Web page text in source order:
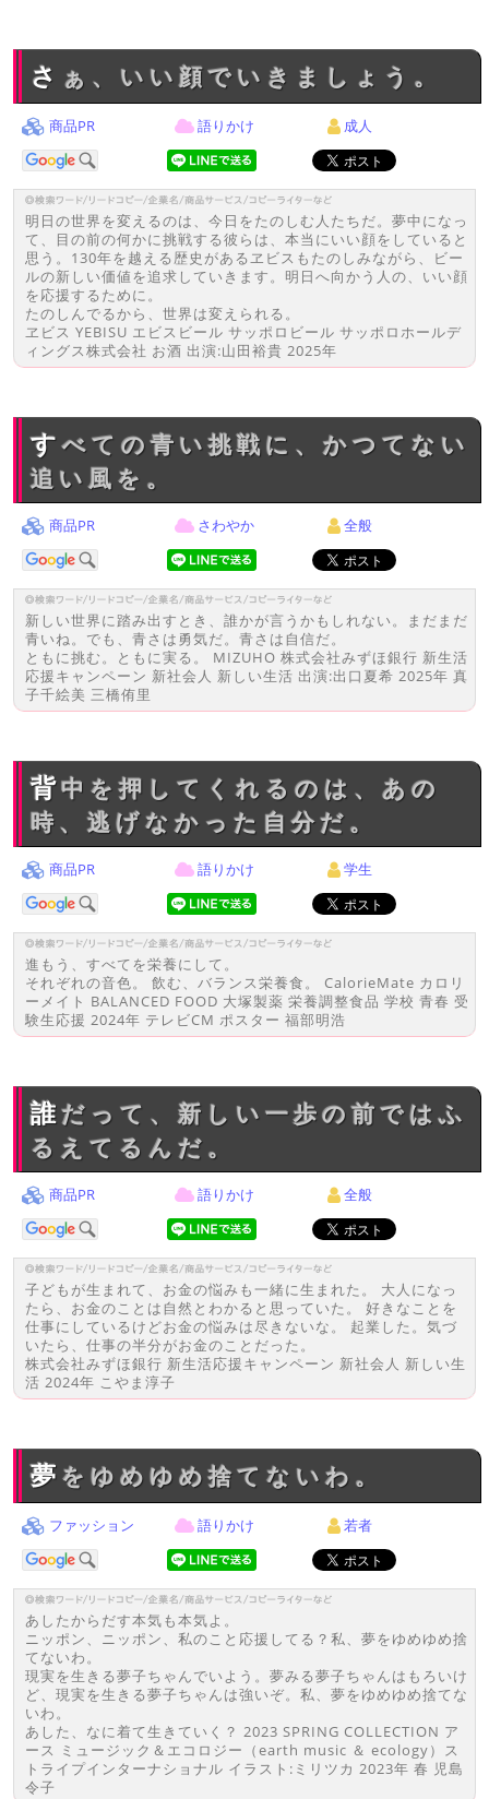
さぁ、いい顔でいきましょう。
商品PR 語りかけ 成人
明日の世界を変えるのは、今日をたのしむ人たちだ。夢中になっ
て、目の前の何かに挑戦する彼らは、本当にいい顔をしていると
思う。130年を越える歴史があるヱビスもたのしみながら、ビー
ルの新しい価値を追求していきます。明日へ向かう人の、いい顔
を応援するために。
たのしんでるから、世界は変えられる。
ヱビス YEBISU エビスビール サッポロビール サッポロホールデ
ィングス株式会社 お酒 出演:山田裕貴 2025年
すべての青い挑戦に、かつてない
追い風を。
商品PR さわやか 全般
新しい世界に踏み出すとき、誰かが言うかもしれない。まだまだ
青いね。でも、青さは勇気だ。青さは自信だ。
ともに挑む。ともに実る。 MIZUHO 株式会社みずほ銀行 新生活
応援キャンペーン 新社会人 新しい生活 出演:出口夏希 2025年 真
子千絵美 三橋侑里
背中を押してくれるのは、あの
時、逃げなかった自分だ。
商品PR 語りかけ 学生
進もう、すべてを栄養にして。
それぞれの音色。 飲む、バランス栄養食。 CalorieMate カロリ
ーメイト BALANCED FOOD 大塚製薬 栄養調整食品 学校 青春 受
験生応援 2024年 テレビCM ポスター 福部明浩
誰だって、新しい一歩の前ではふ
るえてるんだ。
商品PR 語りかけ 全般
子どもが生まれて、お金の悩みも一緒に生まれた。 大人になっ
たら、お金のことは自然とわかると思っていた。 好きなことを
仕事にしているけどお金の悩みは尽きないな。 起業した。気づ
いたら、仕事の半分がお金のことだった。
株式会社みずほ銀行 新生活応援キャンペーン 新社会人 新しい生
活 2024年 こやま淳子
夢をゆめゆめ捨てないわ。
ファッション 語りかけ 若者
あしたからだす本気も本気よ。
ニッポン、ニッポン、私のこと応援してる？私、夢をゆめゆめ捨
てないわ。
現実を生きる夢子ちゃんでいよう。夢みる夢子ちゃんはもろいけ
ど、現実を生きる夢子ちゃんは強いぞ。私、夢をゆめゆめ捨てな
いわ。
あした、なに着て生きていく？ 2023 SPRING COLLECTION ア
ース ミュージック＆エコロジー（earth music ＆ ecology）ス
トライプインターナショナル イラスト:ミリツカ 2023年 春 児島
令子